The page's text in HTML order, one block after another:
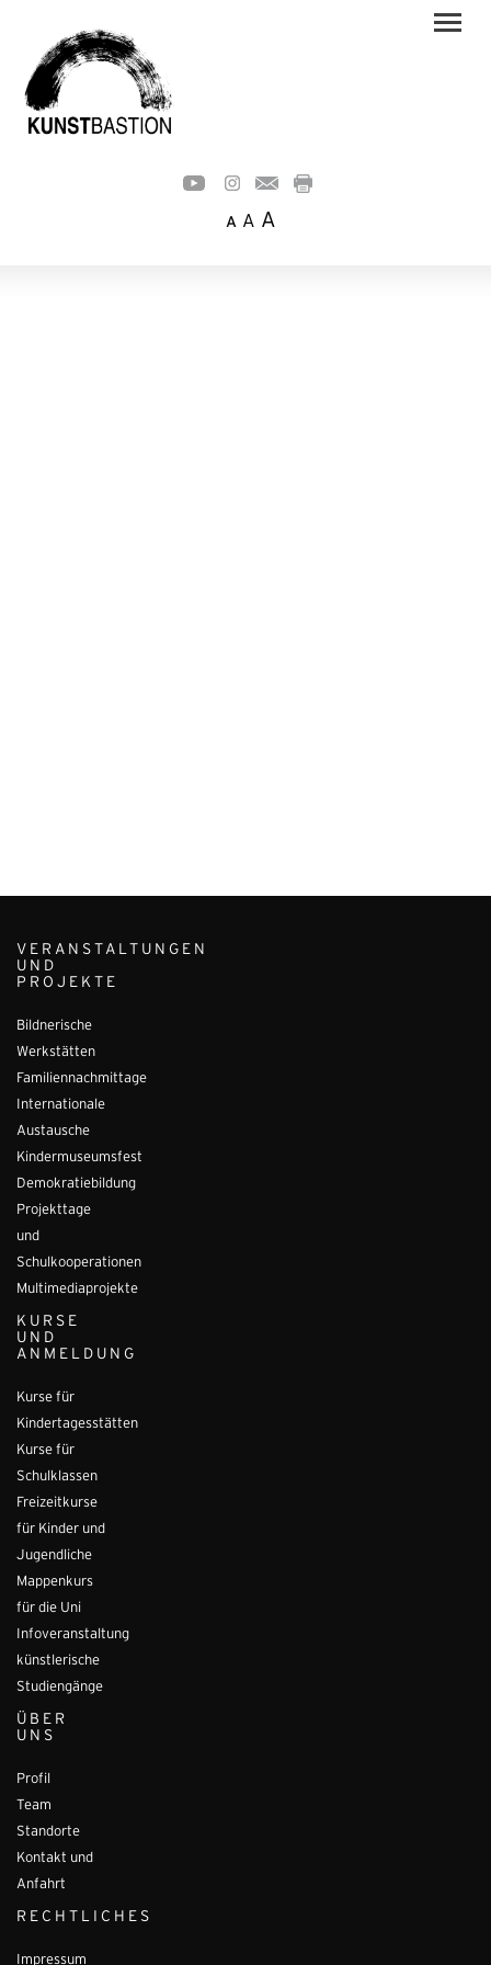
A A A
VERANSTALTUNGEN
UND
PROJEKTE
Bildnerische
Werkstätten
Familiennachmittage
Internationale
Austausche
Kindermuseumsfest
Demokratiebildung
Projekttage
und
Schulkooperationen
Multimediaprojekte
KURSE
UND
ANMELDUNG
Kurse für
Kindertagesstätten
Kurse für
Schulklassen
Freizeitkurse
für Kinder und
Jugendliche
Mappenkurs
für die Uni
Infoveranstaltung
künstlerische
Studiengänge
ÜBER
UNS
Profil
Team
Standorte
Kontakt und
Anfahrt
RECHTLICHES
Impressum